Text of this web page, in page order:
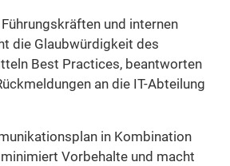
und internen
die Glaubwürdigkeit des
Best Practices, beantworten
an die IT-Abteilung
in Kombination
Vorbehalte und macht